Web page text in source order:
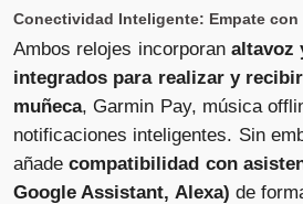
Conectividad Inteligente: Empate con
Ambos relojes incorporanaltavoz
integrados para realizar y
muñeca, Garmin Pay, música
notificaciones inteligentes. Sin
añadecompatibilidad con
Google Assistant, Alexa) de